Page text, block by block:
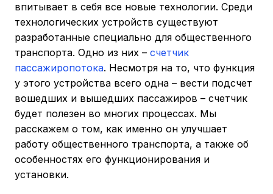
впитывает в себя все новые технологии. Среди
технологических устройств существуют
разработанные специально для общественного
транспорта. Одно из них – счетчик
пассажиропотока. Несмотря на то, что функция
у этого устройства всего одна – вести подсчет
вошедших и вышедших пассажиров – счетчик
будет полезен во многих процессах. Мы
расскажем о том, как именно он улучшает
работу общественного транспорта, а также об
особенностях его функционирования и
установки.